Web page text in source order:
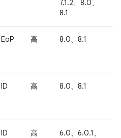
7.1.2、8.0、
8.1
EoP 高 8.0、8.1
ID 高 8.0、8.1
ID 高
6.0、6.0.1、